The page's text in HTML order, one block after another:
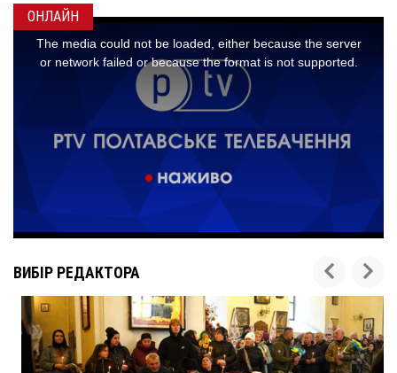
ОНЛАЙН
ВИБІР РЕДАКТОРА